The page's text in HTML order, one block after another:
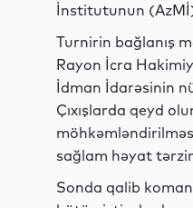
İnstitutunun
Turnirin bağlanış
Rayon İcra
İdman İdarəsinin
Çıxışlarda qeyd
sağlam həyat
Sonda qalib